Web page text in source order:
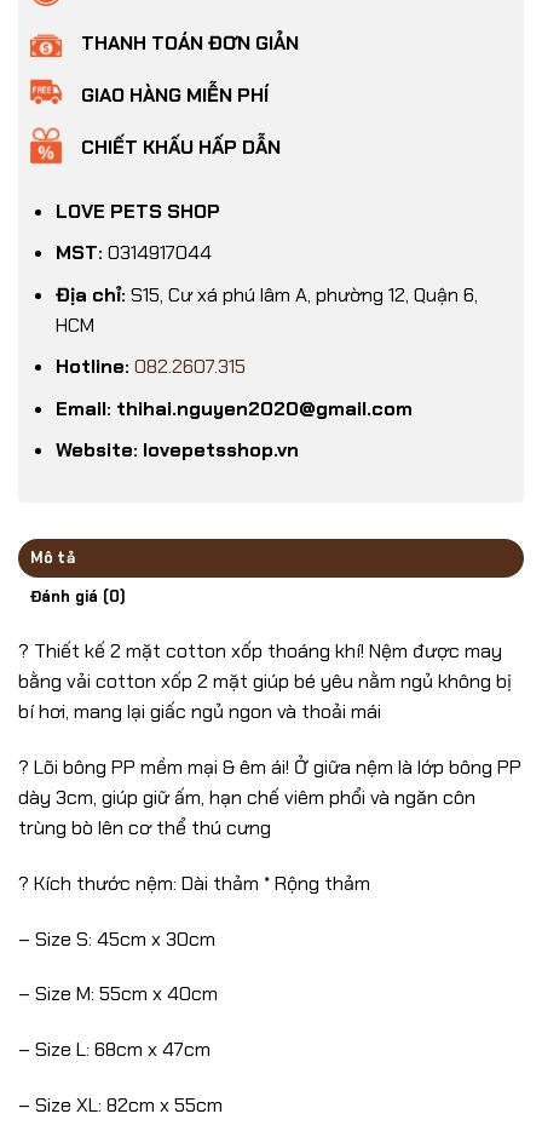
THANH TOÁN ĐƠN GIẢN
GIAO HÀNG MIỄN PHÍ
CHIẾT KHẤU HẤP DẪN
LOVE PETS SHOP
MST: 0314917044
Địa chỉ: S15, Cư xá phú lâm A, phường 12, Quận 6,
HCM
Hotline: 082.2607.315
Email: thihai.nguyen2020@gmail.com
Website: lovepetsshop.vn
Mô tả
Đánh giá (0)
? Thiết kế 2 mặt cotton xốp thoáng khí! Nệm được may
bằng vải cotton xốp 2 mặt giúp bé yêu nằm ngủ không bị
bí hơi, mang lại giấc ngủ ngon và thoải mái
?️ Lõi bông PP mềm mại & êm ái! Ở giữa nệm là lớp bông PP
dày 3cm, giúp giữ ấm, hạn chế viêm phổi và ngăn côn
trùng bò lên cơ thể thú cưng
? Kích thước nệm: Dài thảm * Rộng thảm
– Size S: 45cm x 30cm
– Size M: 55cm x 40cm
– Size L: 68cm x 47cm
– Size XL: 82cm x 55cm